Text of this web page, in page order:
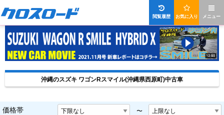
メニュー
お気に入り
閲覧履歴
沖縄のスズキ ワゴンRスマイル(沖縄県西原町)中古車
価格帯 〜